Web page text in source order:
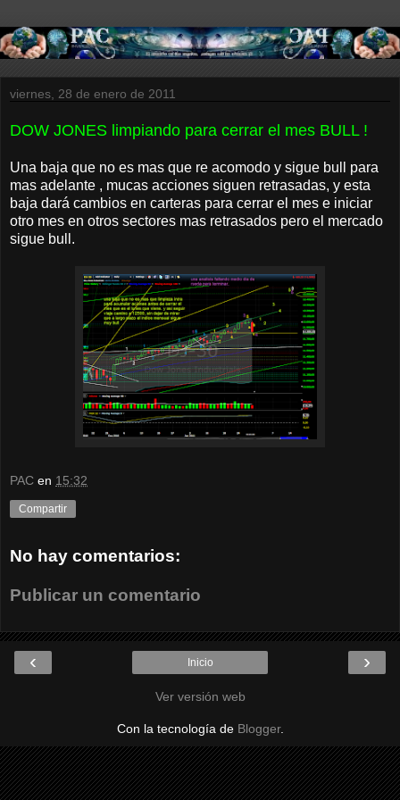
viernes, 28 de enero de 2011
DOW JONES limpiando para cerrar el mes BULL !
Una baja que no es mas que re acomodo y sigue bull para
mas adelante , mucas acciones siguen retrasadas, y esta
baja dará cambios en carteras para cerrar el mes e iniciar
otro mes en otros sectores mas retrasados pero el mercado
sigue bull.
PAC en 15:32
Compartir
No hay comentarios:
Publicar un comentario
‹ ›
Inicio
Ver versión web
Con la tecnología de Blogger.